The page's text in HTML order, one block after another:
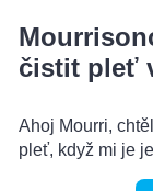
čistit pleť
Ahoj Mourri,
pleť, když mi je